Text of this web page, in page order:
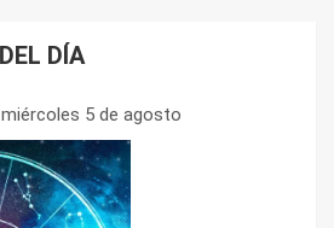
DÍA
5 de agosto